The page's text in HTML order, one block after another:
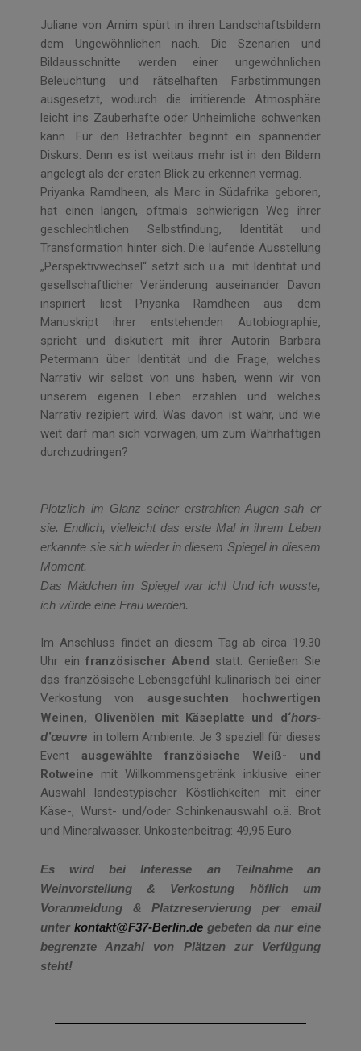
Juliane von Arnim spürt in ihren Landschaftsbildern
dem Ungewöhnlichen nach. Die Szenarien und
Bildausschnitte werden einer ungewöhnlichen
Beleuchtung und rätselhaften Farbstimmungen
ausgesetzt, wodurch die irritierende Atmosphäre
leicht ins Zauberhafte oder Unheimliche schwenken
kann. Für den Betrachter beginnt ein spannender
Diskurs. Denn es ist weitaus mehr ist in den Bildern
angelegt als der ersten Blick zu erkennen vermag.
Priyanka Ramdheen, als Marc in Südafrika geboren,
hat einen langen, oftmals schwierigen Weg ihrer
geschlechtlichen Selbstfindung, Identität und
Transformation hinter sich. Die laufende Ausstellung
„Perspektivwechsel“ setzt sich u.a. mit Identität und
gesellschaftlicher Veränderung auseinander. Davon
inspiriert liest Priyanka Ramdheen aus dem
Manuskript ihrer entstehenden Autobiographie,
spricht und diskutiert mit ihrer Autorin Barbara
Petermann über Identität und die Frage, welches
Narrativ wir selbst von uns haben, wenn wir von
unserem eigenen Leben erzählen und welches
Narrativ rezipiert wird. Was davon ist wahr, und wie
weit darf man sich vorwagen, um zum Wahrhaftigen
durchzudringen?
Plötzlich im Glanz seiner erstrahlten Augen sah er
sie. Endlich, vielleicht das erste Mal in ihrem Leben
erkannte sie sich wieder in diesem Spiegel in diesem
Moment.
Das Mädchen im Spiegel war ich! Und ich wusste,
ich würde eine Frau werden.
Im Anschluss findet an diesem Tag ab circa 19.30
Uhr ein französischer Abend statt. Genießen Sie
das französische Lebensgefühl kulinarisch bei einer
Verkostung von ausgesuchten hochwertigen
Weinen, Olivenölen mit Käseplatte und d‘hors-
d’œuvre in tollem Ambiente: Je 3 speziell für dieses
Event ausgewählte französische Weiß- und
Rotweine mit Willkommensgetränk inklusive einer
Auswahl landestypischer Köstlichkeiten mit einer
Käse-, Wurst- und/oder Schinkenauswahl o.ä. Brot
und Mineralwasser. Unkostenbeitrag: 49,95 Euro.
Es wird bei Interesse an Teilnahme an
Weinvorstellung & Verkostung höflich um
Voranmeldung & Platzreservierung per email
unterkontakt@F37-Berlin.de gebeten da nur eine
begrenzte Anzahl von Plätzen zur Verfügung
steht!